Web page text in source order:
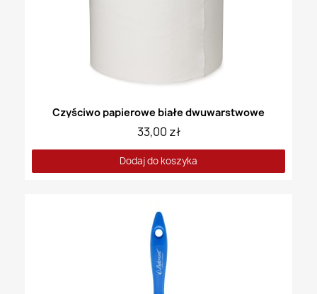
Czyściwo papierowe białe dwuwarstwowe
33,00 zł
Dodaj do koszyka